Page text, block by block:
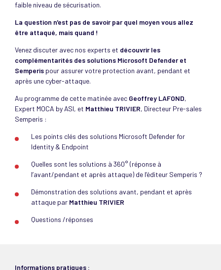
faible niveau de sécurisation.
La question n'est pas de savoir par quel moyen vous allez
être attaqué, mais quand !
Venez discuter avec nos experts et découvrir les
complémentarités des solutions Microsoft Defender et
Semperis pour assurer votre protection avant, pendant et
après une cyber-attaque.
Au programme de cette matinée avec Geoffrey LAFOND,
Expert MOCA by ASI, et Matthieu TRIVIER, Directeur Pre-sales
Semperis :
Les points clés des solutions Microsoft Defender for
Identity & Endpoint
Quelles sont les solutions à 360° (réponse à
l’avant/pendant et après attaque) de l’éditeur Semperis ?
Démonstration des solutions avant, pendant et après
attaque par Matthieu TRIVIER
Questions /réponses
Informations pratiques :